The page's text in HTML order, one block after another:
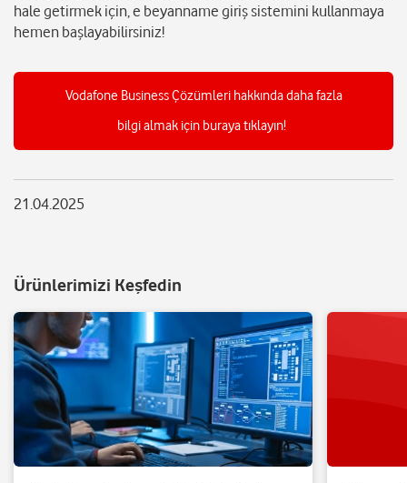
hale getirmek için, e beyanname giriş sistemini kullanmaya
hemen başlayabilirsiniz!
Vodafone Business Çözümleri hakkında daha fazla
bilgi almak için buraya tıklayın!
21.04.2025
Ürünlerimizi Keşfedin